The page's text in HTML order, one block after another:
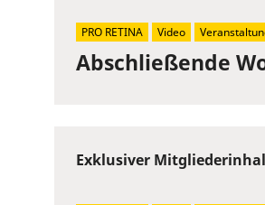
Abschließende
PRO RETINA Video
Exklusiver